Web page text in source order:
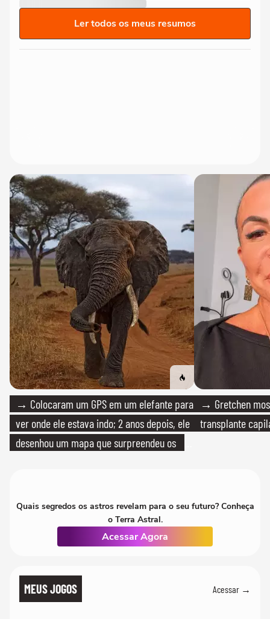
Ler todos os meus resumos
→ Colocaram um GPS em um elefante para
ver onde ele estava indo; 2 anos depois, ele
desenhou um mapa que surpreendeu os
→ Gretchen
transplante
Quais segredos os astros revelam para o seu futuro? Conheça
o Terra Astral.
Acessar Agora
MEUS JOGOS Acessar →